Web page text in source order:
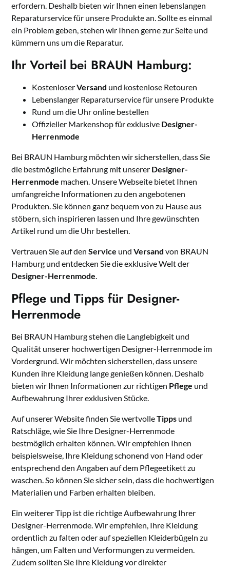
erfordern. Deshalb bieten wir Ihnen einen lebenslangen
Reparaturservice für unsere Produkte an. Sollte es einmal
ein Problem geben, stehen wir Ihnen gerne zur Seite und
kümmern uns um die Reparatur.
Ihr Vorteil bei BRAUN Hamburg:
KostenloserVersand und kostenlose Retouren
Lebenslanger Reparaturservice für unsere Produkte
Rund um die Uhr online bestellen
Offizieller Markenshop für exklusive Designer-
Herrenmode
Bei BRAUN Hamburg möchten wir sicherstellen, dass Sie
die bestmögliche Erfahrung mit unserer Designer-
Herrenmode machen. Unsere Webseite bietet Ihnen
umfangreiche Informationen zu den angebotenen
Produkten. Sie können ganz bequem von zu Hause aus
stöbern, sich inspirieren lassen und Ihre gewünschten
Artikel rund um die Uhr bestellen.
Vertrauen Sie auf denService undVersand von BRAUN
Hamburg und entdecken Sie die exklusive Welt der
Designer-Herrenmode.
Pflege und Tipps für Designer-
Herrenmode
Bei BRAUN Hamburg stehen die Langlebigkeit und
Qualität unserer hochwertigen Designer-Herrenmode im
Vordergrund. Wir möchten sicherstellen, dass unsere
Kunden ihre Kleidung lange genießen können. Deshalb
bieten wir Ihnen Informationen zur richtigen Pflege und
Aufbewahrung Ihrer exklusiven Stücke.
Auf unserer Website finden Sie wertvolleTipps und
Ratschläge, wie Sie Ihre Designer-Herrenmode
bestmöglich erhalten können. Wir empfehlen Ihnen
beispielsweise, Ihre Kleidung schonend von Hand oder
entsprechend den Angaben auf dem Pflegeetikett zu
waschen. So können Sie sicher sein, dass die hochwertigen
Materialien und Farben erhalten bleiben.
Ein weiterer Tipp ist die richtige Aufbewahrung Ihrer
Designer-Herrenmode. Wir empfehlen, Ihre Kleidung
ordentlich zu falten oder auf speziellen Kleiderbügeln zu
hängen, um Falten und Verformungen zu vermeiden.
Zudem sollten Sie Ihre Kleidung vor direkter